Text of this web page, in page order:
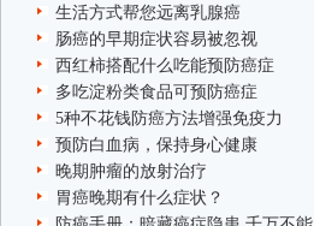
生活方式帮您远离乳腺癌
肠癌的早期症状容易被忽视
西红柿搭配什么吃能预防癌症
多吃淀粉类食品可预防癌症
5种不花钱防癌方法增强免疫力
预防白血病，保持身心健康
晚期肿瘤的放射治疗
胃癌晚期有什么症状？